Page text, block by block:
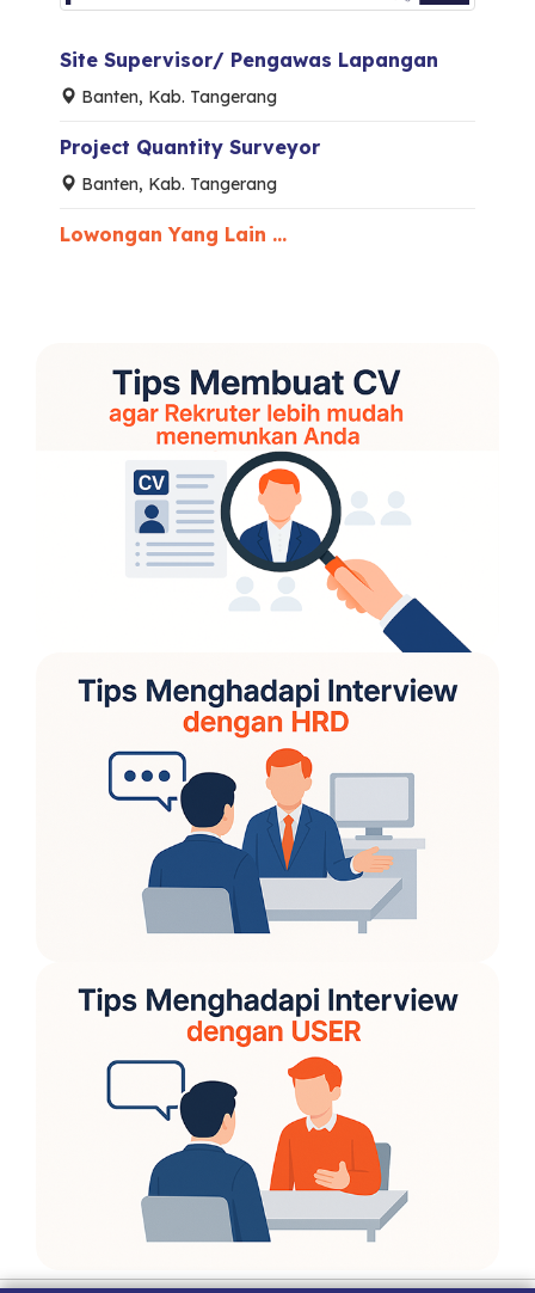
Site Supervisor/ Pengawas Lapangan
Banten, Kab. Tangerang
Project Quantity Surveyor
Banten, Kab. Tangerang
Lowongan Yang Lain ...